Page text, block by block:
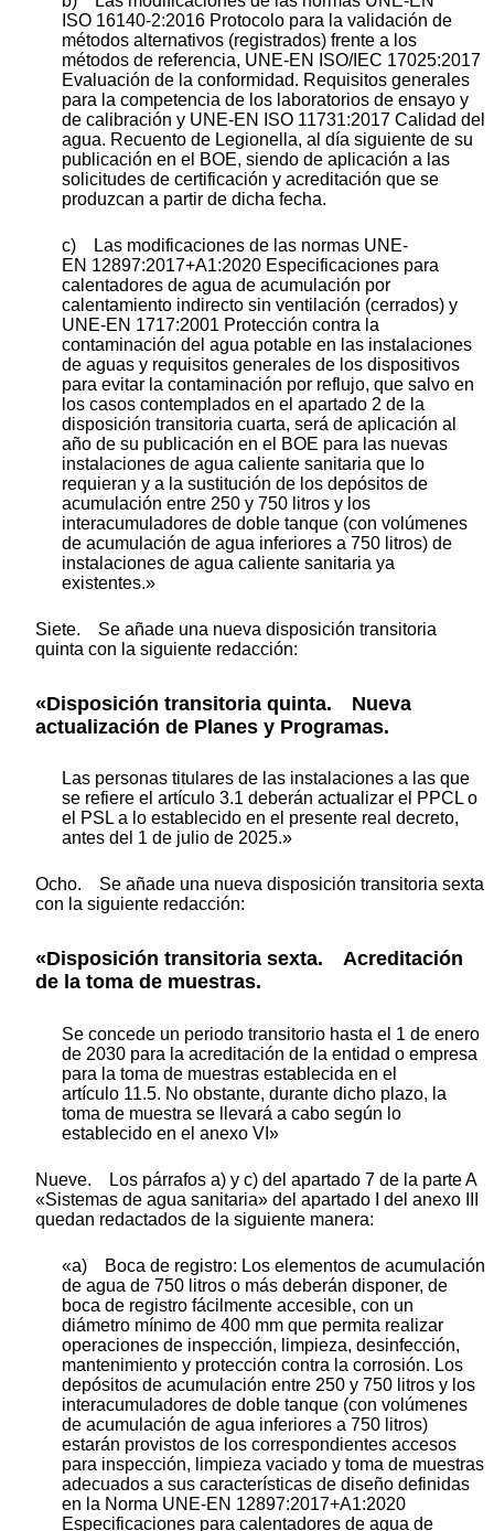
ISO 16140-2:2016 Protocolo para la validación de
métodos alternativos (registrados) frente a los
métodos de referencia, UNE-EN ISO/IEC 17025:2017
Evaluación de la conformidad. Requisitos generales
para la competencia de los laboratorios de ensayo y
de calibración y UNE-EN ISO 11731:2017 Calidad del
agua. Recuento de Legionella, al día siguiente de su
publicación en el BOE, siendo de aplicación a las
solicitudes de certificación y acreditación que se
produzcan a partir de dicha fecha.
c) Las modificaciones de las normas UNE-
EN 12897:2017+A1:2020 Especificaciones para
calentadores de agua de acumulación por
calentamiento indirecto sin ventilación (cerrados) y
UNE-EN 1717:2001 Protección contra la
contaminación del agua potable en las instalaciones
de aguas y requisitos generales de los dispositivos
para evitar la contaminación por reflujo, que salvo en
los casos contemplados en el apartado 2 de la
disposición transitoria cuarta, será de aplicación al
año de su publicación en el BOE para las nuevas
instalaciones de agua caliente sanitaria que lo
requieran y a la sustitución de los depósitos de
acumulación entre 250 y 750 litros y los
interacumuladores de doble tanque (con volúmenes
de acumulación de agua inferiores a 750 litros) de
instalaciones de agua caliente sanitaria ya
existentes.»
Siete. Se añade una nueva disposición transitoria
quinta con la siguiente redacción:
«Disposición transitoria quinta. Nueva
actualización de Planes y Programas.
Las personas titulares de las instalaciones a las que
se refiere el artículo 3.1 deberán actualizar el PPCL o
el PSL a lo establecido en el presente real decreto,
antes del 1 de julio de 2025.»
Ocho. Se añade una nueva disposición transitoria sexta
con la siguiente redacción:
«Disposición transitoria sexta. Acreditación
de la toma de muestras.
Se concede un periodo transitorio hasta el 1 de enero
de 2030 para la acreditación de la entidad o empresa
para la toma de muestras establecida en el
artículo 11.5. No obstante, durante dicho plazo, la
toma de muestra se llevará a cabo según lo
establecido en el anexo VI»
Nueve. Los párrafos a) y c) del apartado 7 de la parte A
«Sistemas de agua sanitaria» del apartado I del anexo III
quedan redactados de la siguiente manera:
«a) Boca de registro: Los elementos de acumulación
de agua de 750 litros o más deberán disponer, de
boca de registro fácilmente accesible, con un
diámetro mínimo de 400 mm que permita realizar
operaciones de inspección, limpieza, desinfección,
mantenimiento y protección contra la corrosión. Los
depósitos de acumulación entre 250 y 750 litros y los
interacumuladores de doble tanque (con volúmenes
de acumulación de agua inferiores a 750 litros)
estarán provistos de los correspondientes accesos
para inspección, limpieza vaciado y toma de muestras
adecuados a sus características de diseño definidas
en la Norma UNE-EN 12897:2017+A1:2020
Especificaciones para calentadores de agua de